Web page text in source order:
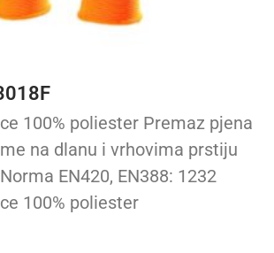
100% poliester Premaz pjena
na dlanu i vrhovima prstiju
EN420, EN388: 1232
100% poliester